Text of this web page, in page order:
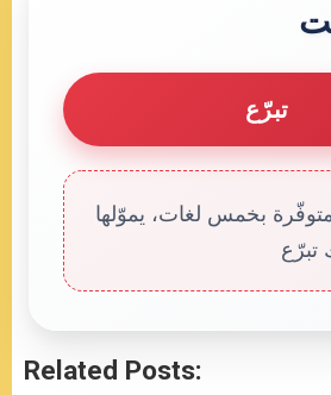
تبرّع
بخمس لغات، يموّلها
تبرّع
Related Posts: